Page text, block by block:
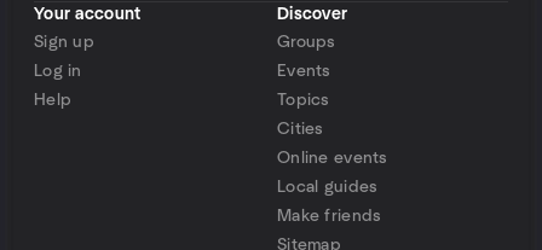
Your account
Sign up
Log in
Help
Discover
Groups
Events
Topics
Cities
Online events
Local guides
Make friends
Sitemap